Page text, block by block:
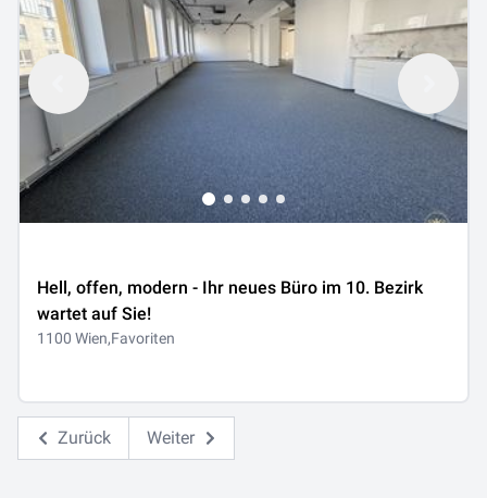
Hell, offen, modern - Ihr neues Büro im 10. Bezirk
wartet auf Sie!
1100 Wien,Favoriten
Zurück Weiter